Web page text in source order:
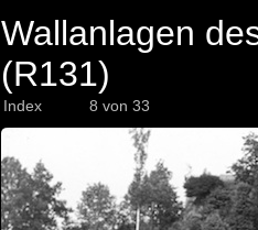
Wallanlagen
(R131)
Index 8 von 33